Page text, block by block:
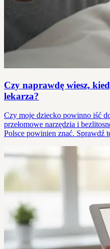
Czy naprawdę wiesz,
lekarza?
Czy moje dziecko powinno iść
przełomowe narzędzia i
Polsce powinien znać. Sprawdź